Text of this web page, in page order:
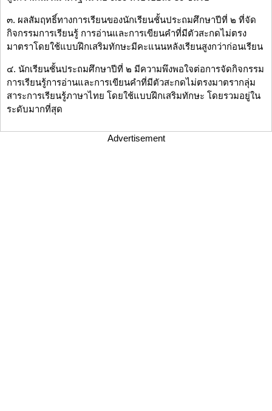
๓. ผลสัมฤทธิ์ทางการเรียนของนักเรียนชั้นประถมศึกษาปีที่ ๒ ที่จัด
กิจกรรมการเรียนรู้ การอ่านและการเขียนคำที่มีตัวสะกดไม่ตรง
มาตราโดยใช้แบบฝึกเสริมทักษะมีคะแนนหลังเรียนสูงกว่าก่อนเรียน
๔. นักเรียนชั้นประถมศึกษาปีที่ ๒ มีความพึงพอใจต่อการจัดกิจกรรม
การเรียนรู้การอ่านและการเขียนคำที่มีตัวสะกดไม่ตรงมาตรากลุ่ม
สาระการเรียนรู้ภาษาไทย โดยใช้แบบฝึกเสริมทักษะ โดยรวมอยู่ใน
ระดับมากที่สุด
Advertisement